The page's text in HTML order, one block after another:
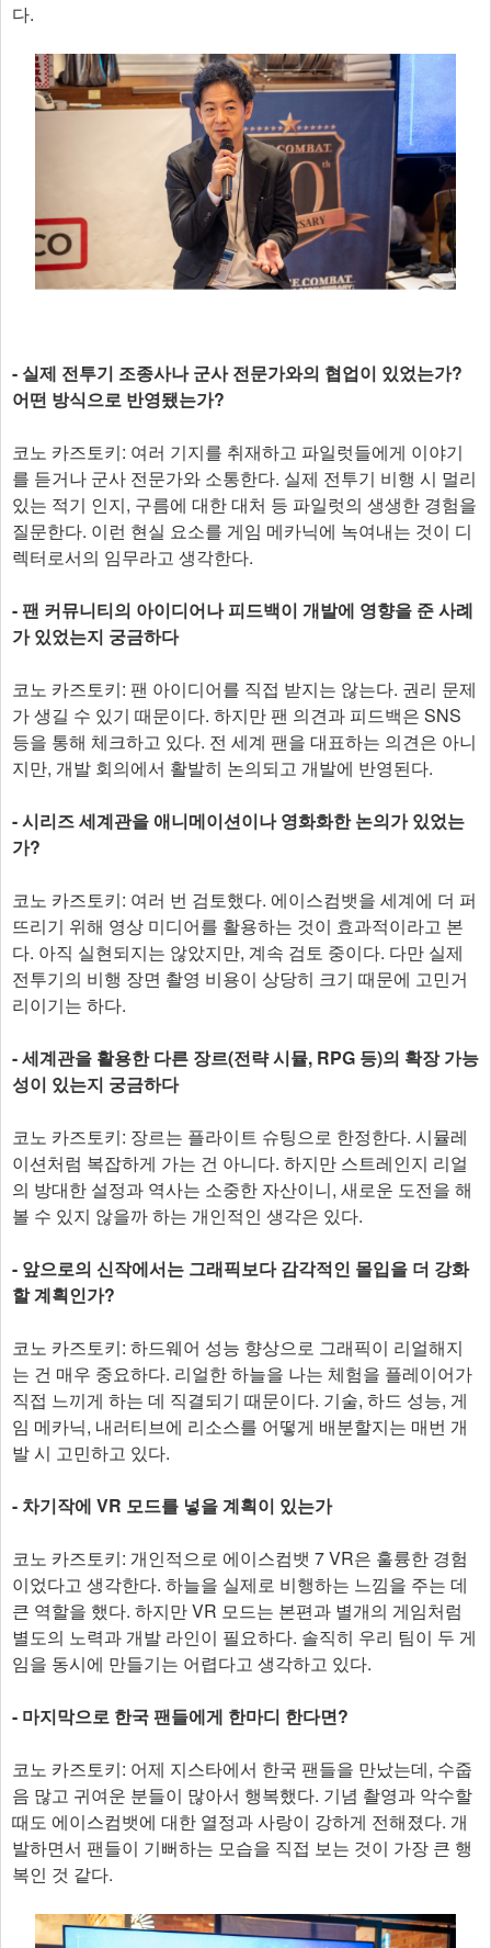
다.
- 실제 전투기 조종사나 군사 전문가와의 협업이 있었는가?
어떤 방식으로 반영됐는가?
코노 카즈토키: 여러 기지를 취재하고 파일럿들에게 이야기
를 듣거나 군사 전문가와 소통한다. 실제 전투기 비행 시 멀리
있는 적기 인지, 구름에 대한 대처 등 파일럿의 생생한 경험을
질문한다. 이런 현실 요소를 게임 메카닉에 녹여내는 것이 디
렉터로서의 임무라고 생각한다.
- 팬 커뮤니티의 아이디어나 피드백이 개발에 영향을 준 사례
가 있었는지 궁금하다
코노 카즈토키: 팬 아이디어를 직접 받지는 않는다. 권리 문제
가 생길 수 있기 때문이다. 하지만 팬 의견과 피드백은 SNS
등을 통해 체크하고 있다. 전 세계 팬을 대표하는 의견은 아니
지만, 개발 회의에서 활발히 논의되고 개발에 반영된다.
- 시리즈 세계관을 애니메이션이나 영화화한 논의가 있었는
가?
코노 카즈토키: 여러 번 검토했다. 에이스컴뱃을 세계에 더 퍼
뜨리기 위해 영상 미디어를 활용하는 것이 효과적이라고 본
다. 아직 실현되지는 않았지만, 계속 검토 중이다. 다만 실제
전투기의 비행 장면 촬영 비용이 상당히 크기 때문에 고민거
리이기는 하다.
- 세계관을 활용한 다른 장르(전략 시뮬, RPG 등)의 확장 가능
성이 있는지 궁금하다
코노 카즈토키: 장르는 플라이트 슈팅으로 한정한다. 시뮬레
이션처럼 복잡하게 가는 건 아니다. 하지만 스트레인지 리얼
의 방대한 설정과 역사는 소중한 자산이니, 새로운 도전을 해
볼 수 있지 않을까 하는 개인적인 생각은 있다.
- 앞으로의 신작에서는 그래픽보다 감각적인 몰입을 더 강화
할 계획인가?
코노 카즈토키: 하드웨어 성능 향상으로 그래픽이 리얼해지
는 건 매우 중요하다. 리얼한 하늘을 나는 체험을 플레이어가
직접 느끼게 하는 데 직결되기 때문이다. 기술, 하드 성능, 게
임 메카닉, 내러티브에 리소스를 어떻게 배분할지는 매번 개
발 시 고민하고 있다.
- 차기작에 VR 모드를 넣을 계획이 있는가
코노 카즈토키: 개인적으로 에이스컴뱃 7 VR은 훌륭한 경험
이었다고 생각한다. 하늘을 실제로 비행하는 느낌을 주는 데
큰 역할을 했다. 하지만 VR 모드는 본편과 별개의 게임처럼
별도의 노력과 개발 라인이 필요하다. 솔직히 우리 팀이 두 게
임을 동시에 만들기는 어렵다고 생각하고 있다.
- 마지막으로 한국 팬들에게 한마디 한다면?
코노 카즈토키: 어제 지스타에서 한국 팬들을 만났는데, 수줍
음 많고 귀여운 분들이 많아서 행복했다. 기념 촬영과 악수할
때도 에이스컴뱃에 대한 열정과 사랑이 강하게 전해졌다. 개
발하면서 팬들이 기뻐하는 모습을 직접 보는 것이 가장 큰 행
복인 것 같다.